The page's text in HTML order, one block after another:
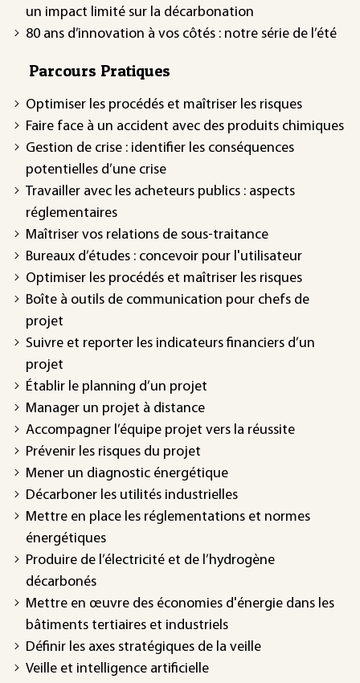
un impact limité sur la décarbonation
80 ans d’innovation à vos côtés : notre série de l’été
Parcours Pratiques
Optimiser les procédés et maîtriser les risques
Faire face à un accident avec des produits chimiques
Gestion de crise : identifier les conséquences
potentielles d’une crise
Travailler avec les acheteurs publics : aspects
réglementaires
Maîtriser vos relations de sous-traitance
Bureaux d’études : concevoir pour l'utilisateur
Optimiser les procédés et maîtriser les risques
Boîte à outils de communication pour chefs de
projet
Suivre et reporter les indicateurs financiers d’un
projet
Établir le planning d’un projet
Manager un projet à distance
Accompagner l’équipe projet vers la réussite
Prévenir les risques du projet
Mener un diagnostic énergétique
Décarboner les utilités industrielles
Mettre en place les réglementations et normes
énergétiques
Produire de l’électricité et de l’hydrogène
décarbonés
Mettre en œuvre des économies d'énergie dans les
bâtiments tertiaires et industriels
Définir les axes stratégiques de la veille
Veille et intelligence artificielle